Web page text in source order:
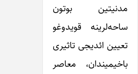
مدنیتین بوتون
ساحه‌لرینه قویدوغو
تعیین ائدیجی تاثیری
باخیمیندان، معاصر